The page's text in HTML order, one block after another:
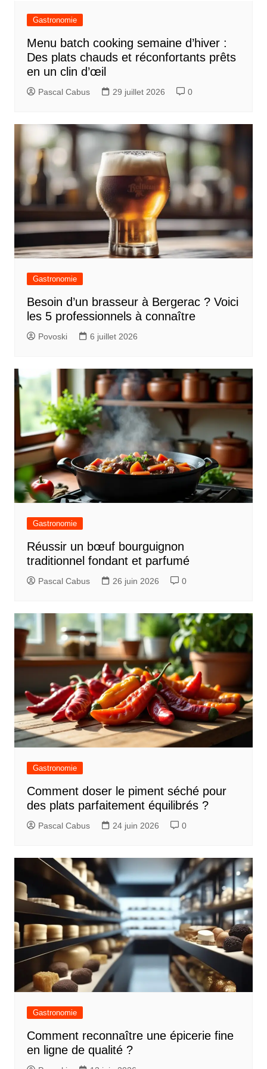
t
i
l
e
Gastronomie
Menu batch cooking semaine d’hiver :
Des plats chauds et réconfortants prêts
en un clin d’œil
Pascal Cabus 29 juillet 2026 0
Gastronomie
Besoin d’un brasseur à Bergerac ? Voici
les 5 professionnels à connaître
Povoski 6 juillet 2026
Gastronomie
Réussir un bœuf bourguignon
traditionnel fondant et parfumé
Pascal Cabus 26 juin 2026 0
Gastronomie
Comment doser le piment séché pour
des plats parfaitement équilibrés ?
Pascal Cabus 24 juin 2026 0
Gastronomie
Comment reconnaître une épicerie fine
en ligne de qualité ?